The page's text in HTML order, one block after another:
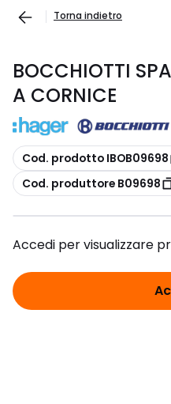
Torna indietro
BOCCHIOTTI
A CORNICE
copia
Cod. prodotto IBOB09698
copia
Cod. produttore B09698
Accedi per visualizzare